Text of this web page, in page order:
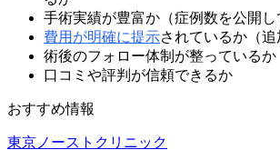
手術実績が豊富か（症例数を公開し
費用が明確に提示されているか（追
術後のフォロー体制が整っているか
口コミや評判が信頼できるか
おすすめ情報
東京ノーストクリニック